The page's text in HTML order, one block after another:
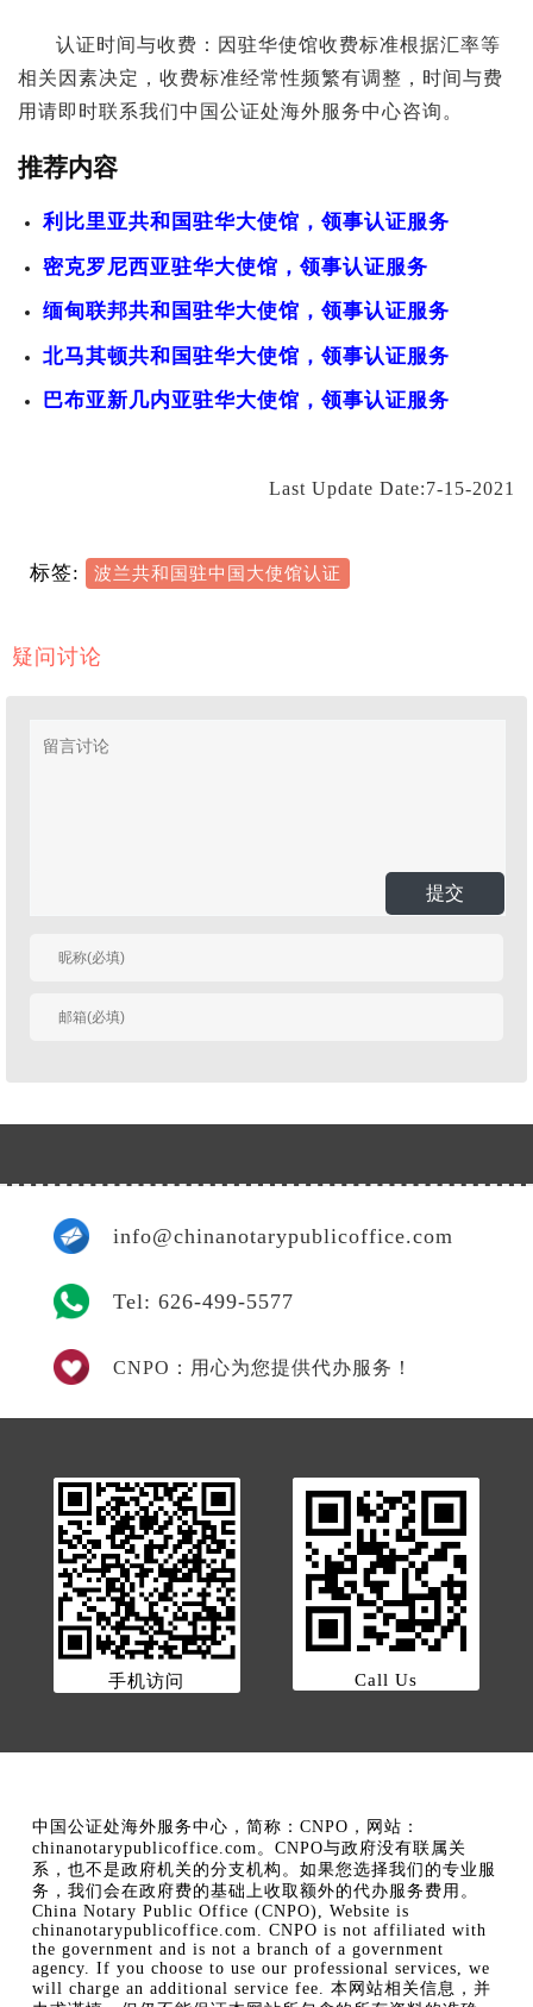
认证时间与收费：因驻华使馆收费标准根据汇率等
相关因素决定，收费标准经常性频繁有调整，时间与费
用请即时联系我们中国公证处海外服务中心咨询。
推荐内容
利比里亚共和国驻华大使馆，领事认证服务
密克罗尼西亚驻华大使馆，领事认证服务
缅甸联邦共和国驻华大使馆，领事认证服务
北马其顿共和国驻华大使馆，领事认证服务
巴布亚新几内亚驻华大使馆，领事认证服务
Last Update Date:7-15-2021
标签: 波兰共和国驻中国大使馆认证
疑问讨论
有人回复时邮件通知
我
提交
info@chinanotarypublicoffice.com
Tel: 626-499-5577
CNPO：用心为您提供代办服务！
手机访问 Call Us
中国公证处海外服务中心，简称：CNPO，网站：
chinanotarypublicoffice.com。CNPO与政府没有联属关
系，也不是政府机关的分支机构。如果您选择我们的专业服
务，我们会在政府费的基础上收取额外的代办服务费用。
China Notary Public Office (CNPO), Website is
chinanotarypublicoffice.com. CNPO is not affiliated with
the government and is not a branch of a government
agency. If you choose to use our professional services, we
will charge an additional service fee. 本网站相关信息，并